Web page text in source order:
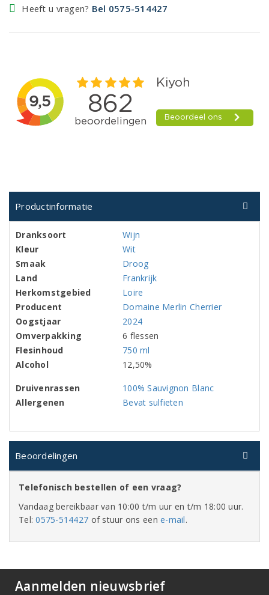
Heeft u vragen? Bel 0575-514427
Productinformatie
Dranksoort
Wijn
Kleur
Wit
Smaak
Droog
Land
Frankrijk
Herkomstgebied
Loire
Producent
Domaine Merlin Cherrier
Oogstjaar
2024
Omverpakking
6 flessen
Flesinhoud
750 ml
Alcohol
12,50%
Druivenrassen
100% Sauvignon Blanc
Allergenen
Bevat sulfieten
Beoordelingen
Telefonisch bestellen of een vraag?
Vandaag bereikbaar van 10:00 t/m uur en t/m 18:00 uur.
Tel:0575-514427 of stuur ons eene-mail.
Aanmelden nieuwsbrief